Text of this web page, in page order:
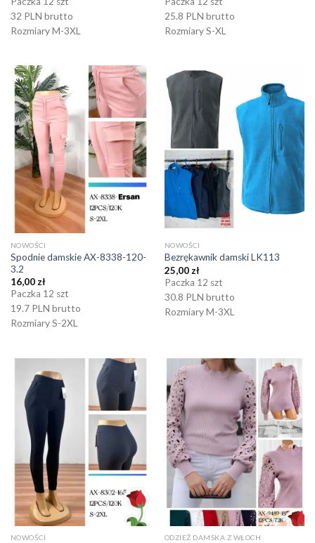
32 PLN brutto
Rozmiary M-3XL
25.8 PLN brutto
Rozmiary S-XL
NOWOŚCI
Spodnie damskie AX-8338-120-
3.2
16,00 zł
Paczka 12 szt
19.7 PLN brutto
Rozmiary S-2XL
NOWOŚCI
Bezrękawnik damski LK113
25,00 zł
Paczka 12 szt
30.8 PLN brutto
Rozmiary M-3XL
NOWOŚCI ODZIEŻ DAMSKA Z WŁOCH